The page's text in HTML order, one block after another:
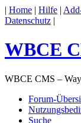
| Home | Hilfe |
Datenschutz |
WBCE
WBCE CMS –
Forum-
Suche